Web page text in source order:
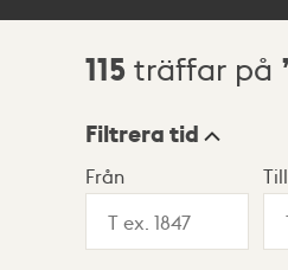
Sökresultat
115 träffar på
Visningsläge
Filtrera tid
Från Till